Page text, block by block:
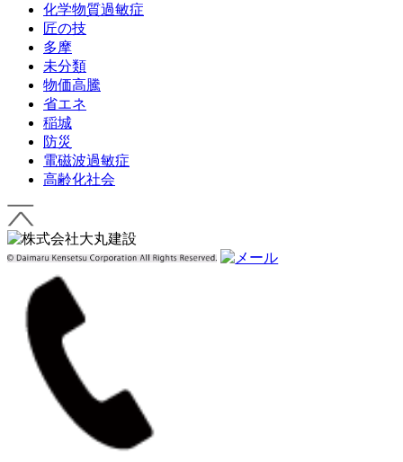
化学物質過敏症
匠の技
多摩
未分類
物価高騰
省エネ
稲城
防災
電磁波過敏症
高齢化社会